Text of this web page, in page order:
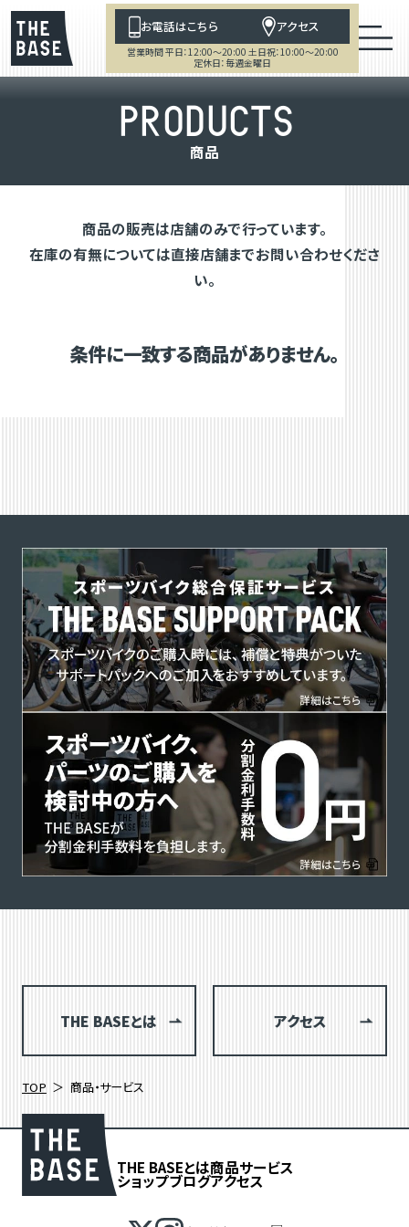
お電話はこちら アクセス
営業時間 平日：12:00～20:00 土日祝：10:00～20:00
定休日：毎週金曜日
PRODUCTS
商品
商品の販売は店舗のみで行っています。
在庫の有無については直接店舗までお問い合わせくださ
い。
条件に一致する商品がありません。
THE BASEとは アクセス
TOP 商品・サービス
THE BASEとは商品サービス
ショップブログアクセス